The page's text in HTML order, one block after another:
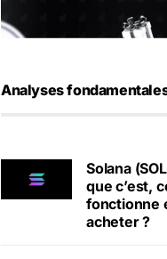
Analyses
Solana
que c’est,
fonctionne
acheter ?